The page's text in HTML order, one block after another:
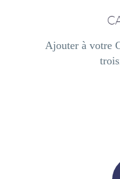
Ajouter à votre